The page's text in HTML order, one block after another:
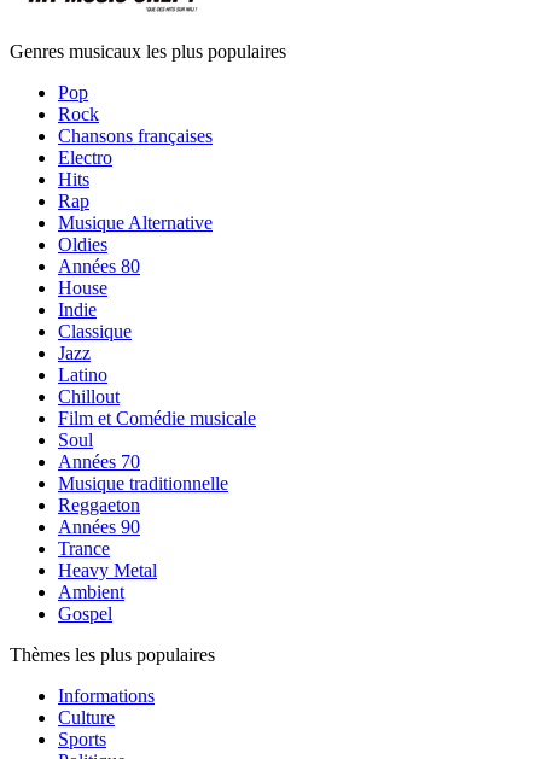
Genres musicaux les plus populaires
Pop
Rock
Chansons françaises
Electro
Hits
Rap
Musique Alternative
Oldies
Années 80
House
Indie
Classique
Jazz
Latino
Chillout
Film et Comédie musicale
Soul
Années 70
Musique traditionnelle
Reggaeton
Années 90
Trance
Heavy Metal
Ambient
Gospel
Thèmes les plus populaires
Informations
Culture
Sports